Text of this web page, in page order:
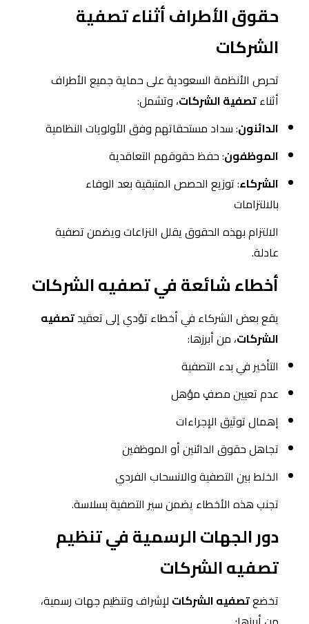
حقوق الأطراف أثناء تصفية
الشركات
تحرص الأنظمة السعودية على حماية جميع الأطراف
أثناءتصفية الشركات، وتشمل:
الدائنون: سداد مستحقاتهم وفق الأولويات النظامية
الموظفون: حفظ حقوقهم التعاقدية
الشركاء: توزيع الحصص المتبقية بعد الوفاء
بالالتزامات
الالتزام بهذه الحقوق يقلل النزاعات ويضمن تصفية
عادلة.
أخطاء شائعة في تصفيه الشركات
يقع بعض الشركاء في أخطاء تؤدي إلى تعقيدتصفيه
الشركات، من أبرزها:
التأخير في بدء التصفية
عدم تعيين مصفٍ مؤهل
إهمال توثيق الإجراءات
تجاهل حقوق الدائنين أو الموظفين
الخلط بين التصفية والانسحاب الفردي
تجنب هذه الأخطاء يضمن سير التصفية بسلاسة.
دور الجهات الرسمية في تنظيم
تصفيه الشركات
تخضعتصفيه الشركات لإشراف وتنظيم جهات رسمية،